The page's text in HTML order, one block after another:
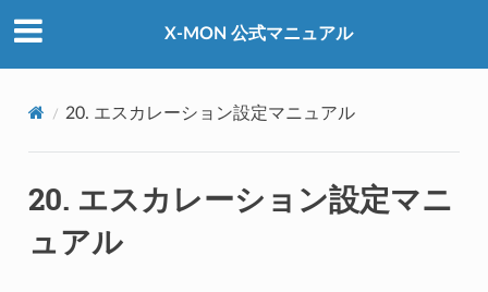
X-MON 公式マニュアル
20. エスカレーション設定マニュアル
20. エスカレーション設定マニ
ュアル